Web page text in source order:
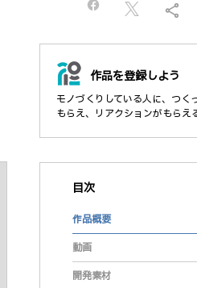
share
作品を登録しよう
モノづくりしている人に、つく
もらえ、リアクションがもらえ
目次
作品概要
動画
開発素材